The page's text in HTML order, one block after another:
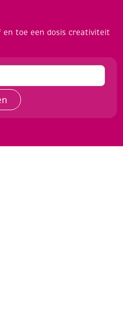
en toe een dosis creativiteit